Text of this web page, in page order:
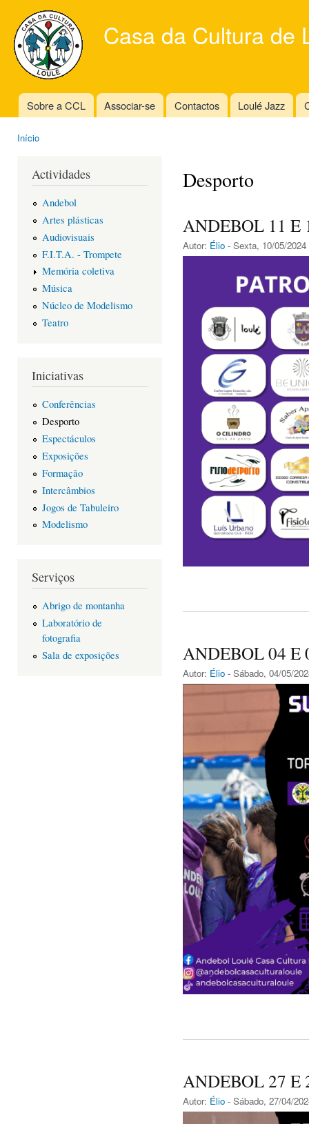
Casa da Cultura de
Main menu
Sobre a CCL Associar-se Contactos Loulé Jazz
Início
Actividades
Andebol
Artes plásticas
Audiovisuais
F.I.T.A. - Trompete
Memória coletiva
Música
Núcleo de Modelismo
Teatro
Iniciativas
Conferências
Desporto
Espectáculos
Exposições
Formação
Intercâmbios
Jogos de Tabuleiro
Modelismo
Serviços
Abrigo de montanha
Laboratório de
fotografia
Sala de exposições
Desporto
ANDEBOL 11 E
Autor: Élio - Sexta, 10/05/2024
ANDEBOL 04 E
Autor: Élio - Sábado, 04/05/
ANDEBOL 27 E
Autor: Élio - Sábado, 27/04/